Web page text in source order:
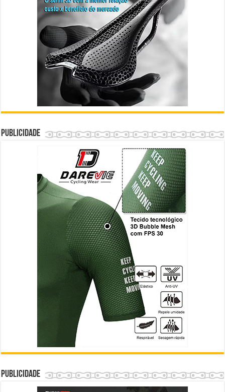
Publicidade
Publicidade